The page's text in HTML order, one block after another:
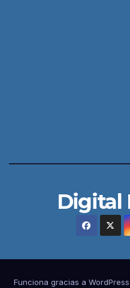
Digital
Funciona gracias a WordPress